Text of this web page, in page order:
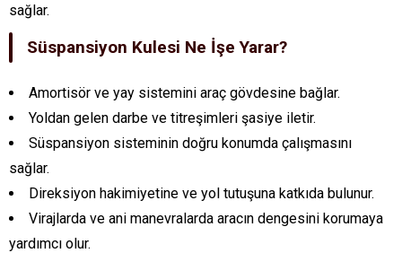
sağlar.
Süspansiyon Kulesi Ne İşe Yarar?
Amortisör ve yay sistemini araç gövdesine bağlar.
Yoldan gelen darbe ve titreşimleri şasiye iletir.
Süspansiyon sisteminin doğru konumda çalışmasını
sağlar.
Direksiyon hakimiyetine ve yol tutuşuna katkıda bulunur.
Virajlarda ve ani manevralarda aracın dengesini korumaya
yardımcı olur.